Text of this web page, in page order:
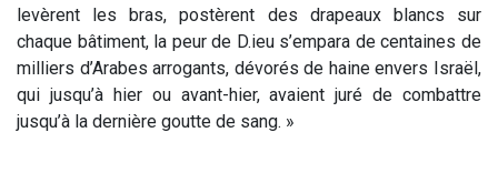
levèrent les bras, postèrent des drapeaux blancs sur
chaque bâtiment, la peur de D.ieu s’empara de centaines de
milliers d’Arabes arrogants, dévorés de haine envers Israël,
qui jusqu’à hier ou avant-hier, avaient juré de combattre
jusqu’à la dernière goutte de sang. »